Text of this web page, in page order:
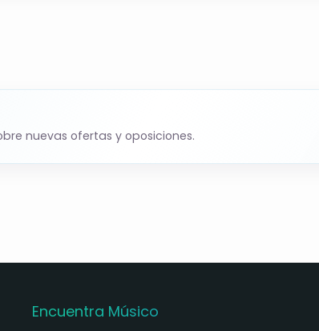
nuevas ofertas y oposiciones.
Encuentra Músico